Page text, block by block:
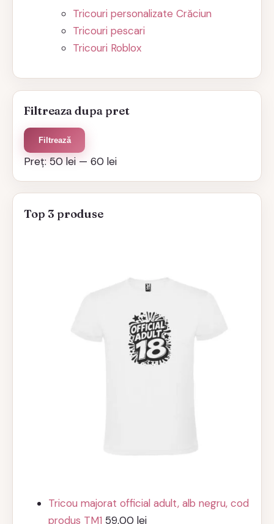
Tricouri personalizate Crăciun
Tricouri pescari
Tricouri Roblox
Filtreaza dupa pret
Preț
minim
Preț
maxim
Filtrează
Preț:50 lei —60 lei
Top 3 produse
Tricou majorat official adult, alb negru, cod
produs TM1 59,00lei